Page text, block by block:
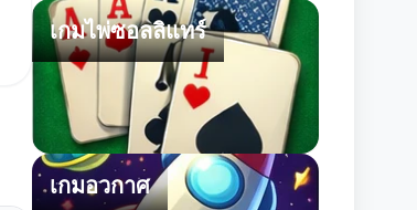
เกมไพ่ซอลลิแทร์
เกมอวกาศ